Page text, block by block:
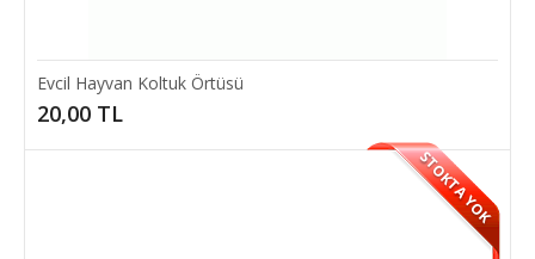
Add to compare
Add to wishlist
Evcil Hayvan Koltuk Örtüsü
20,00 TL
STOKTA YOK